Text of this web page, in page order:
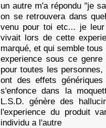
un autre m'a répondu "je
on se retrouvera dans
venu pour toi etc... je
vivait lors de cette
marqué, et qui semble
experience sous ce
pour toutes les
ont des effets
s'enfonce dans la
L.S.D. génère des
l'experience du produit
individu a l'autre